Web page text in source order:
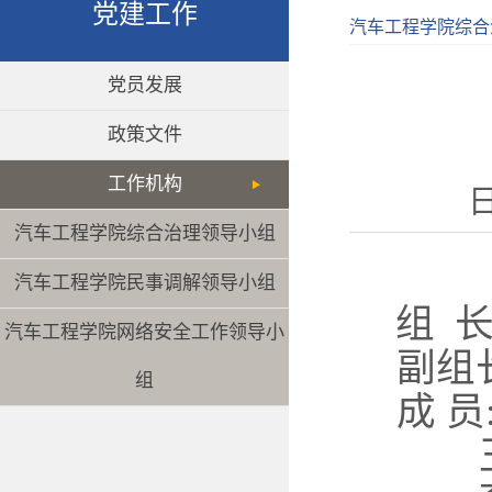
党建工作
党员发展
政策文件
工作机构
汽车工程学院综合治理领导小组
汽车工程学院民事调解领导小组
汽车工程学院网络安全工作领导小
组
汽车工程学院综
组
副组
成